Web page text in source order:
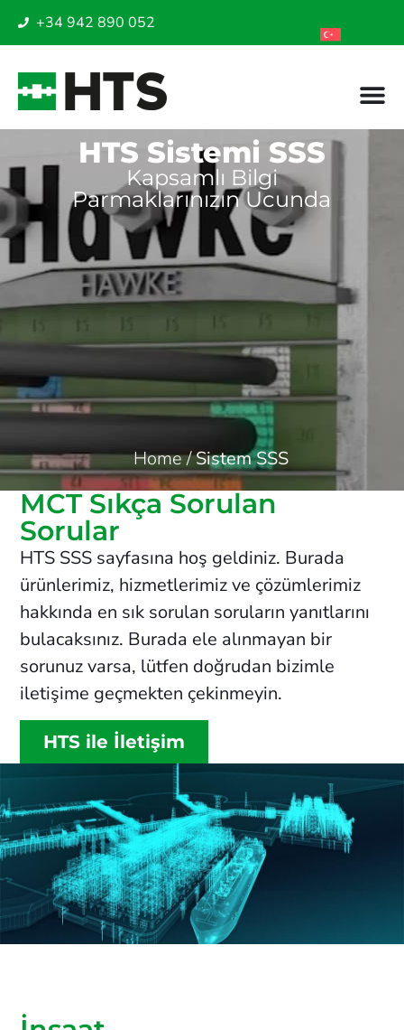
+34 942 890 052
HTS Sistemi SSS
Kapsamlı Bilgi
Parmaklarınızın Ucunda
Home/Sistem SSS
MCT Sıkça Sorulan
Sorular
HTS SSS sayfasına hoş geldiniz. Burada
ürünlerimiz, hizmetlerimiz ve çözümlerimiz
hakkında en sık sorulan soruların yanıtlarını
bulacaksınız. Burada ele alınmayan bir
sorunuz varsa, lütfen doğrudan bizimle
iletişime geçmekten çekinmeyin.
HTS ile İletişim